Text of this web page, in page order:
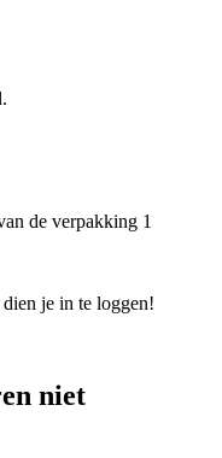
de verpakking 1
je in te loggen!
niet